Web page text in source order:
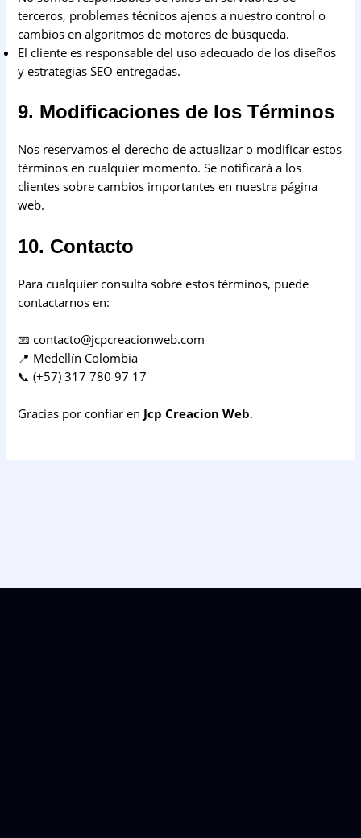
terceros, problemas técnicos ajenos a nuestro control o
cambios en algoritmos de motores de búsqueda.
El cliente es responsable del uso adecuado de los diseños
y estrategias SEO entregadas.
9. Modificaciones de los Términos
Nos reservamos el derecho de actualizar o modificar estos
términos en cualquier momento. Se notificará a los
clientes sobre cambios importantes en nuestra página
web.
10. Contacto
Para cualquier consulta sobre estos términos, puede
contactarnos en:
📧 contacto@jcpcreacionweb.com
📍 Medellín Colombia
📞 (+57) 317 780 97 17
Gracias por confiar en Jcp Creacion Web.